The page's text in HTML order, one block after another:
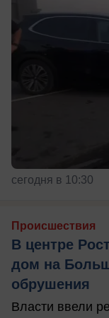
сегодня в 10:30
Происшествия
В центре
дом на
обрушения
Власти ввели